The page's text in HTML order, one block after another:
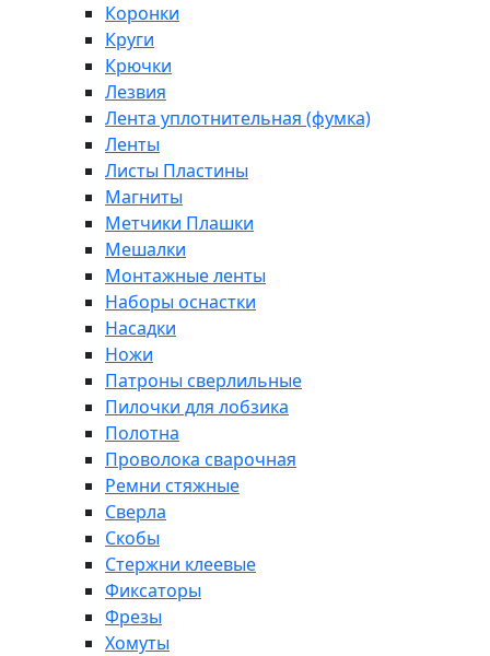
Коронки
Круги
Крючки
Лезвия
Лента уплотнительная (фумка)
Ленты
Листы Пластины
Магниты
Метчики Плашки
Мешалки
Монтажные ленты
Наборы оснастки
Насадки
Ножи
Патроны сверлильные
Пилочки для лобзика
Полотна
Проволока сварочная
Ремни стяжные
Сверла
Скобы
Стержни клеевые
Фиксаторы
Фрезы
Хомуты